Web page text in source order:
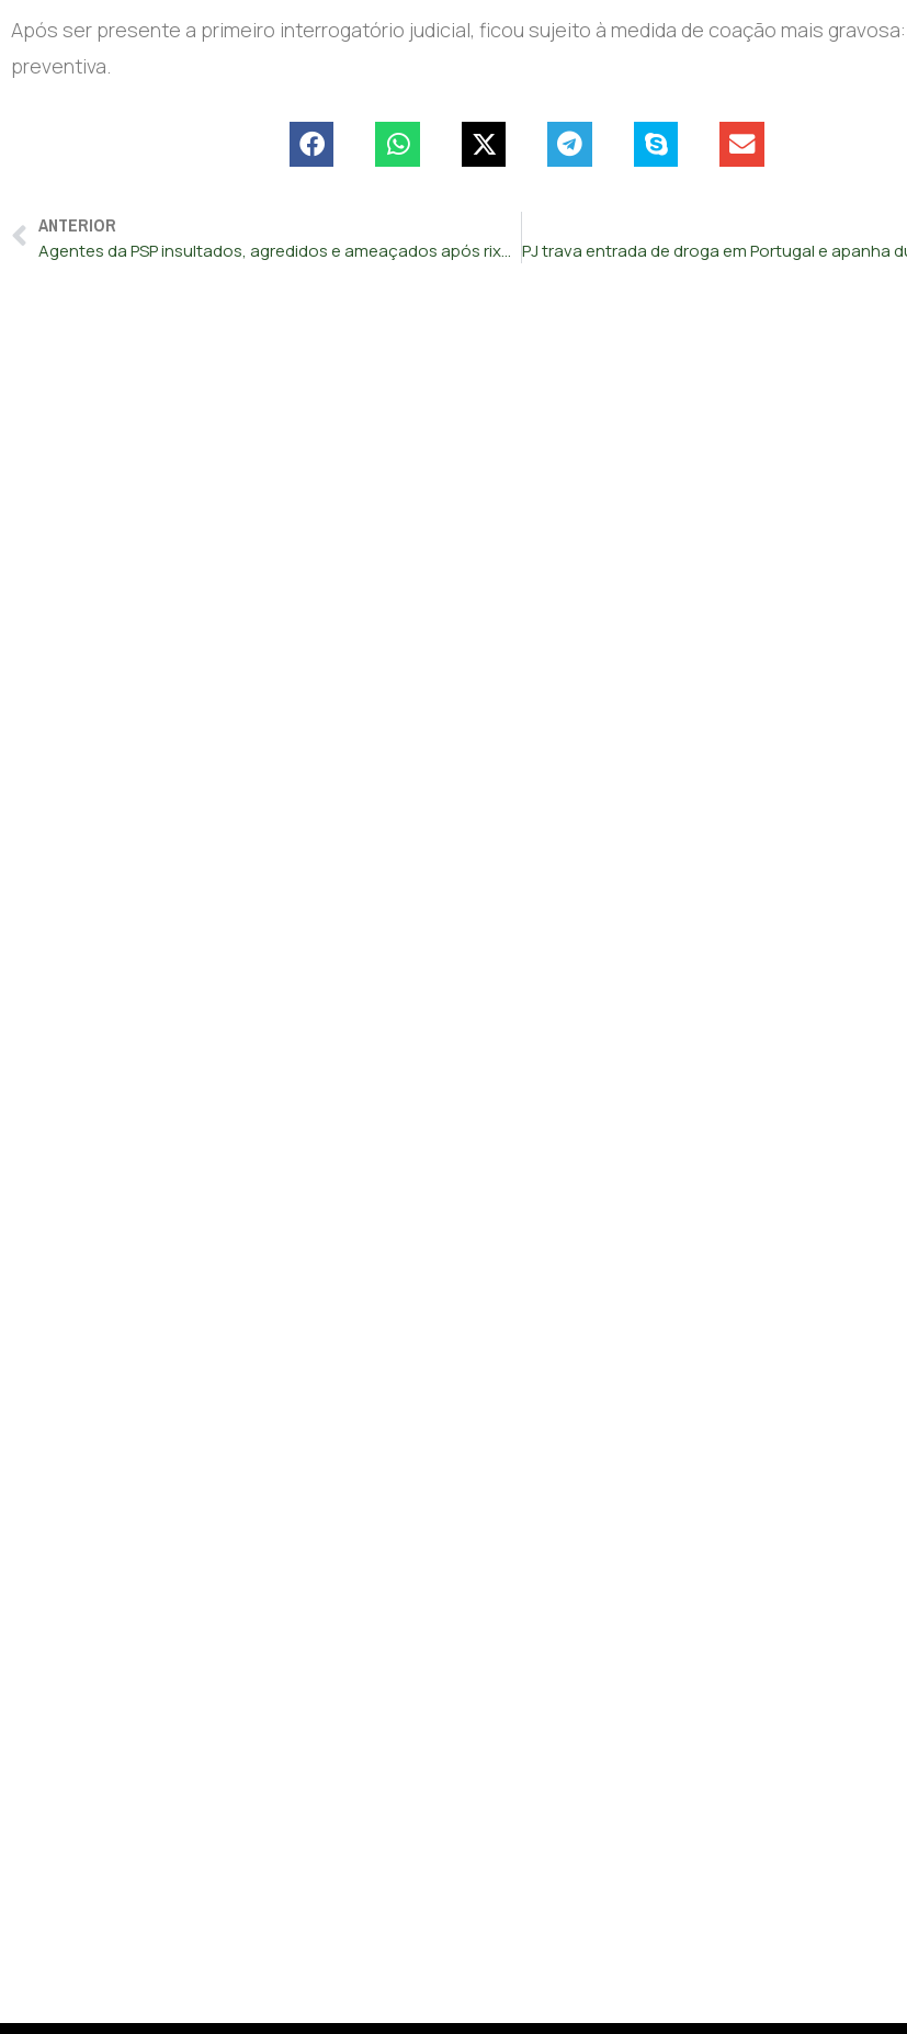
Após ser presente a primeiro interrogatório judicial, ficou sujeito à medida de coação mais
preventiva.
ANTERIOR
Agentes da PSP insultados, agredidos e ameaçados após rixa em Vila Franca de Xira